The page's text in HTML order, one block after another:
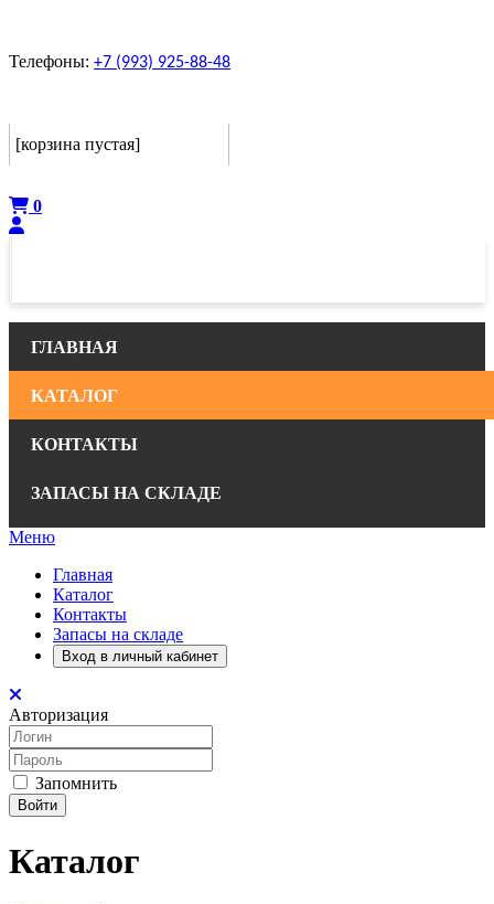
Телефоны: +7 (993) 925-88-48
[корзина пустая]
0
ГЛАВНАЯ
КАТАЛОГ
КОНТАКТЫ
ЗАПАСЫ НА СКЛАДЕ
Меню
Главная
Каталог
Контакты
Запасы на складе
Вход в личный кабинет
Авторизация
Запомнить
Войти
Каталог